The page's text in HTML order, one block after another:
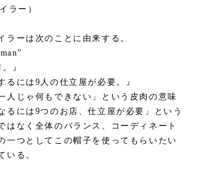
ラー）
ラーは次のことに由来する。
』
るには9人の仕立屋が必要。』
人じゃ何もできない」という皮肉の意味
るには9つのお店、仕立屋が必要」という
はなく全体のバランス、コーディネート
つとしてこの帽子を使ってもらいたい
いる。